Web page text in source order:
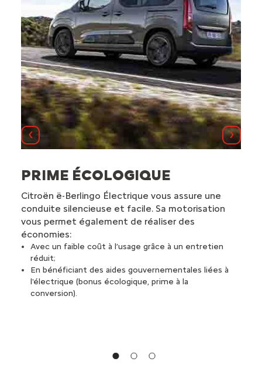
Назад
PRIME ÉCOLOGIQUE
Citroën ë-Berlingo Électrique vous assure une
conduite silencieuse et facile. Sa motorisation
vous permet également de réaliser des
économies:
Avec un faible coût à l’usage grâce à un entretien
réduit;
En bénéficiant des aides gouvernementales liées à
l'électrique (bonus écologique, prime à la
conversion).
Далі